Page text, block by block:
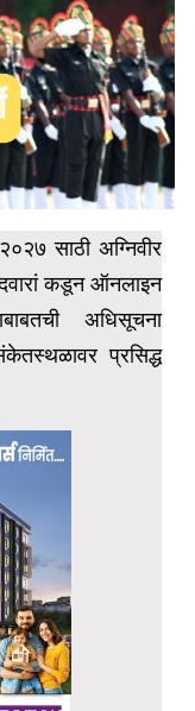
साठी अग्निवीर
कडून ऑनलाइन
अधिसूचना
प्रसिद्ध